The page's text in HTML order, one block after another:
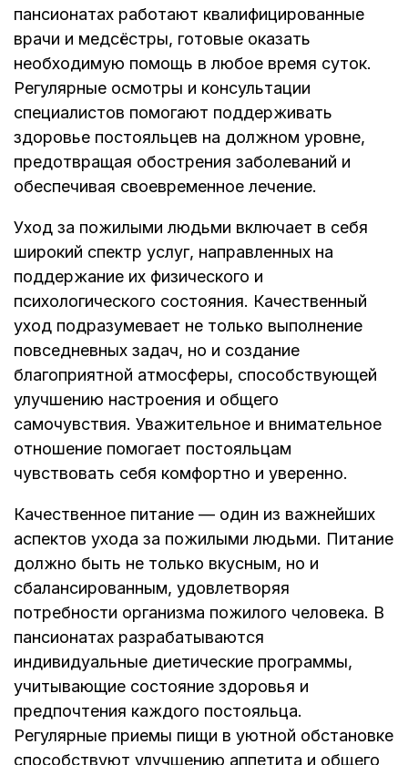
пансионатах работают квалифицированные
врачи и медсёстры, готовые оказать
необходимую помощь в любое время суток.
Регулярные осмотры и консультации
специалистов помогают поддерживать
здоровье постояльцев на должном уровне,
предотвращая обострения заболеваний и
обеспечивая своевременное лечение.
Уход за пожилыми людьми включает в себя
широкий спектр услуг, направленных на
поддержание их физического и
психологического состояния. Качественный
уход подразумевает не только выполнение
повседневных задач, но и создание
благоприятной атмосферы, способствующей
улучшению настроения и общего
самочувствия. Уважительное и внимательное
отношение помогает постояльцам
чувствовать себя комфортно и уверенно.
Качественное питание — один из важнейших
аспектов ухода за пожилыми людьми. Питание
должно быть не только вкусным, но и
сбалансированным, удовлетворяя
потребности организма пожилого человека. В
пансионатах разрабатываются
индивидуальные диетические программы,
учитывающие состояние здоровья и
предпочтения каждого постояльца.
Регулярные приемы пищи в уютной обстановке
способствуют улучшению аппетита и общего